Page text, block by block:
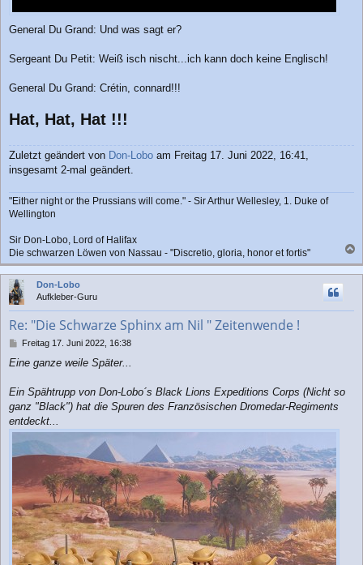
General Du Grand: Und was sagt er?
Sergeant Du Petit: Weiß isch nischt...ich kann doch keine Englisch!
General Du Grand: Crétin, connard!!!
Hat, Hat, Hat !!!
Zuletzt geändert von Don-Lobo am Freitag 17. Juni 2022, 16:41,
insgesamt 2-mal geändert.
"Either night or the Prussians will come." - Sir Arthur Wellesley, 1. Duke of
Wellington
Sir Don-Lobo, Lord of Halifax
Die schwarzen Löwen von Nassau - "Discretio, gloria, honor et fortis"
a
c
Don-Lobo
Aufkleber-Guru
Re: "Die Schwarze Sphinx am Nil " Zeitenwende !
B
i
r
a
Freitag 17. Juni 2022, 16:38
Eine ganze weile Später...
Ein Spähtrupp von Don-Lobo´s Black Lions Expeditions Corps (Nicht so
ganz "Black") hat die Spuren des Französischen Dromedar-Regiments
entdeckt...